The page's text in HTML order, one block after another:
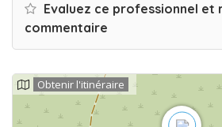
Evaluez ce professionnel et
commentaire
Obtenir l'itinéraire